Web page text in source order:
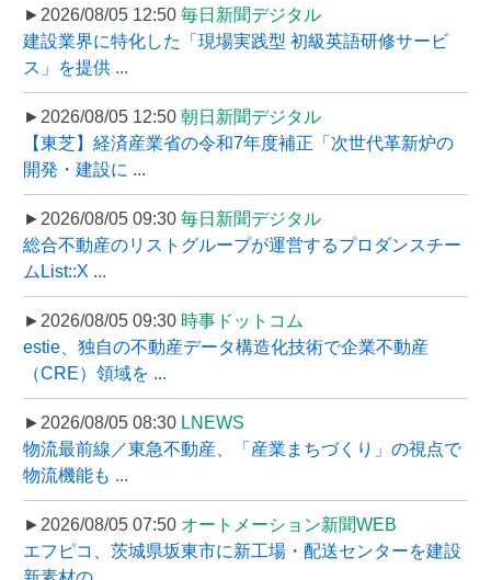
►2026/08/05 12:50 毎日新聞デジタル
建設業界に特化した「現場実践型 初級英語研修サービ
ス」を提供 ...
►2026/08/05 12:50 朝日新聞デジタル
【東芝】経済産業省の令和7年度補正「次世代革新炉の
開発・建設に ...
►2026/08/05 09:30 毎日新聞デジタル
総合不動産のリストグループが運営するプロダンスチー
ムList::X ...
►2026/08/05 09:30 時事ドットコム
estie、独自の不動産データ構造化技術で企業不動産
（CRE）領域を ...
►2026/08/05 08:30 LNEWS
物流最前線／東急不動産、「産業まちづくり」の視点で
物流機能も ...
►2026/08/05 07:50 オートメーション新聞WEB
エフピコ、茨城県坂東市に新工場・配送センターを建設